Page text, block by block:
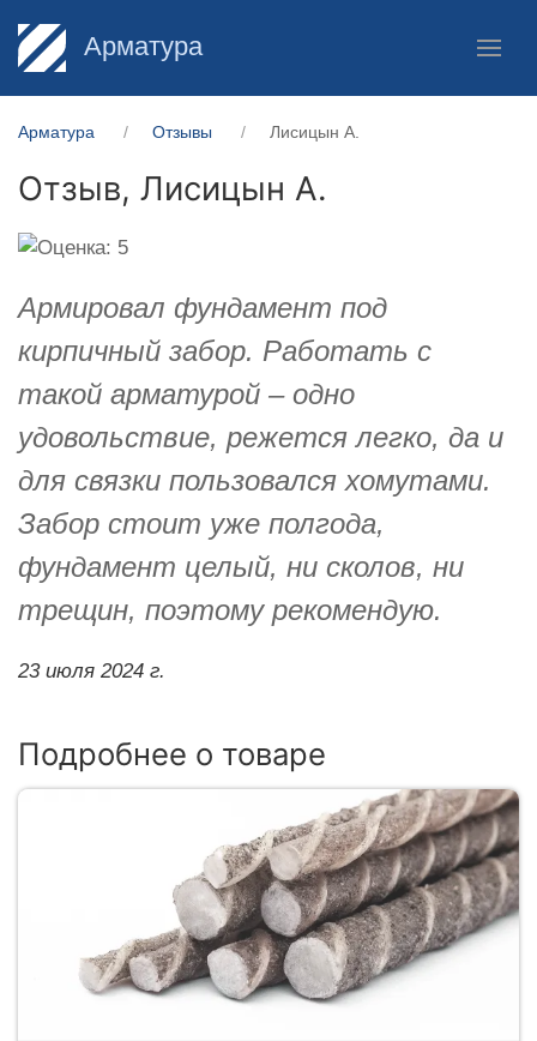
Арматура
Арматура Отзывы Лисицын А.
Отзыв, Лисицын А.
Армировал фундамент под
кирпичный забор. Работать с
такой арматурой – одно
удовольствие, режется легко, да и
для связки пользовался хомутами.
Забор стоит уже полгода,
фундамент целый, ни сколов, ни
трещин, поэтому рекомендую.
23 июля 2024 г.
Подробнее о товаре